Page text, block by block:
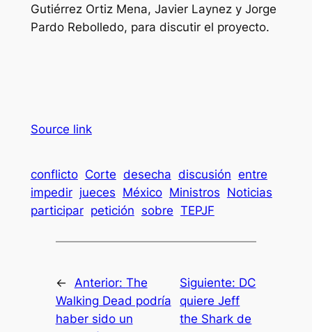
Gutiérrez Ortiz Mena, Javier Laynez y Jorge
Pardo Rebolledo, para discutir el proyecto.
Source link
conflicto Corte desecha discusión entre
impedir jueces México Ministros Noticias
participar petición sobre TEPJF
← Anterior: The
Walking Dead podría
haber sido un
Siguiente: DC
quiere Jeff
the Shark de